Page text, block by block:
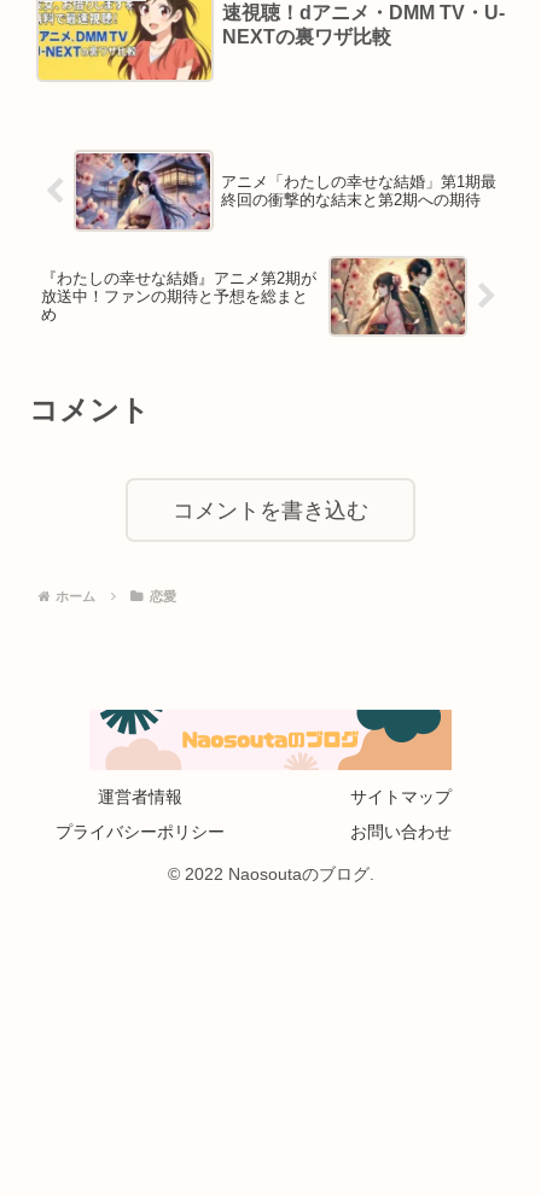
速視聴！dアニメ・DMM TV・U-
NEXTの裏ワザ比較
アニメ「わたしの幸せな結婚」第1期最
終回の衝撃的な結末と第2期への期待
『わたしの幸せな結婚』アニメ第2期が
放送中！ファンの期待と予想を総まと
め
コメント
コメントを書き込む
ホーム 恋愛
運営者情報
サイトマップ
プライバシーポリシー
お問い合わせ
© 2022 Naosoutaのブログ.